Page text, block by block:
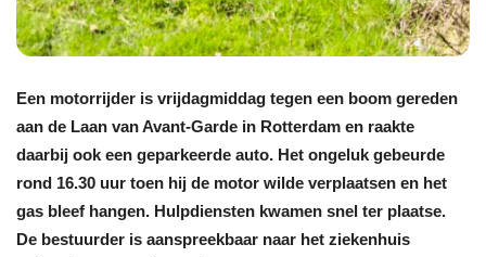
Een motorrijder is vrijdagmiddag tegen een boom gereden
aan de Laan van Avant-Garde in Rotterdam en raakte
daarbij ook een geparkeerde auto. Het ongeluk gebeurde
rond 16.30 uur toen hij de motor wilde verplaatsen en het
gas bleef hangen. Hulpdiensten kwamen snel ter plaatse.
De bestuurder is aanspreekbaar naar het ziekenhuis